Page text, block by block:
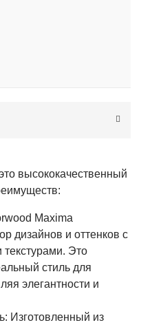
высококачественный
Maxima
дизайнов и оттенков с
Это
стиль для
элегантности и
Изготовленный из